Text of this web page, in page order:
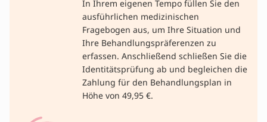
In Ihrem eigenen Tempo füllen Sie den
ausführlichen medizinischen
Fragebogen aus, um Ihre Situation und
Ihre Behandlungspräferenzen zu
erfassen. Anschließend schließen Sie die
Identitätsprüfung ab und begleichen die
Zahlung für den Behandlungsplan in
Höhe von 49,95 €.